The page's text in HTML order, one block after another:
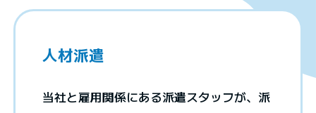
人材派遣
当社と雇用関係にある派遣スタッフが、派